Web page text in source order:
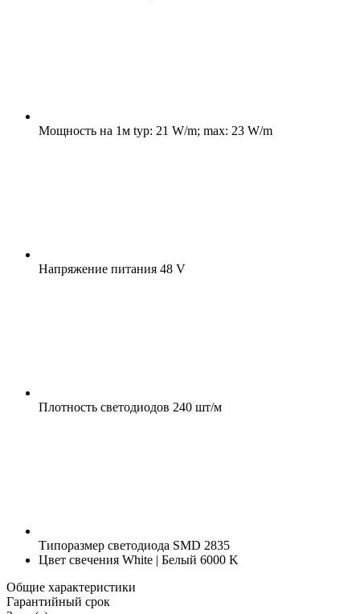
Мощность на 1м typ: 21 W/m; max: 23 W/m
Напряжение питания 48 V
Плотность светодиодов 240 шт/м
Типоразмер светодиода SMD 2835
Цвет свечения White | Белый 6000 K
Общие характеристики
Гарантийный срок